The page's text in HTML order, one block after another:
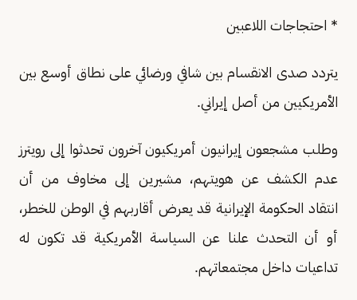
* احتجاجات اللاعبين
يتردد صدى الانقسام بين شافي ورضائي على نطاق أوسع بين
الأمريكيين من أصل إيراني.
وطلب مشجعون إيرانيون أمريكيون آخرون تحدثوا إلى رويترز
عدم الكشف عن هويتهم، مشيرين إلى مخاوف من أن
انتقاد الحكومة الإيرانية قد يعرض أقاربهم في الوطن للخطر،
أو أن التحدث علنا عن السياسة الأمريكية قد تكون له
تداعيات داخل مجتمعاتهم.